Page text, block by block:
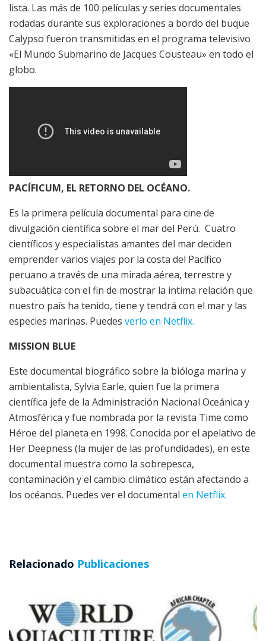
lista. Las más de 100 películas y series documentales
rodadas durante sus exploraciones a bordo del buque
Calypso fueron transmitidas en el programa televisivo
«El Mundo Submarino de Jacques Cousteau» en todo el
globo.
PACÍFICUM, EL RETORNO DEL OCÉANO.
Es la primera película documental para cine de
divulgación científica sobre el mar del Perú. Cuatro
científicos y especialistas amantes del mar deciden
emprender varios viajes por la costa del Pacífico
peruano a través de una mirada aérea, terrestre y
subacuática con el fin de mostrar la intima relación que
nuestro país ha tenido, tiene y tendrá con el mar y las
especies marinas. Puedes verlo en Netflix.
MISSION BLUE
Este documental biográfico sobre la bióloga marina y
ambientalista, Sylvia Earle, quien fue la primera
científica jefe de la Administración Nacional Oceánica y
Atmosférica y fue nombrada por la revista Time como
Héroe del planeta en 1998. Conocida por el apelativo de
Her Deepness (la mujer de las profundidades), en este
documental muestra como la sobrepesca,
contaminación y el cambio climático están afectando a
los océanos. Puedes ver el documental en Netflix.
Relacionado Publicaciones